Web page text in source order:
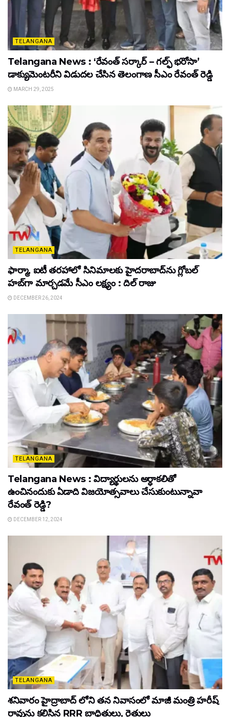
TELANGANA
Telangana News : ‘రేవంత్ సర్కార్ – గల్ఫ్ భరోసా’
డాక్యుమెంటరీని విడుదల చేసిన తెలంగాణ సీఎం రేవంత్ రెడ్డి
MARCH 29, 2025
TELANGANA
ఫార్మా, ఐటీ తరహాలో సినిమాలకు హైదరాబాద్‌ను గ్లోబల్
హబ్‌గా మార్చడమే సీఎం లక్ష్యం : దిల్ రాజు
DECEMBER 26, 2024
TELANGANA
Telangana News : విద్యార్థులను అర్ధాకలితో
ఉంచినందుకు ఏడాది విజయోత్సవాలు చేసుకుంటున్నావా
రేవంత్ రెడ్డి?
DECEMBER 12, 2024
TELANGANA
శనివారం హైద్రాబాద్ లోని తన నివాసంలో మాజీ మంత్రి హరీష్
రావును కలిసిన RRR బాధితులు, రైతులు